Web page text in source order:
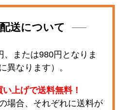
送について
、または980円となりま
異なります）。
上げで送料無料！
場合、それぞれに送料が